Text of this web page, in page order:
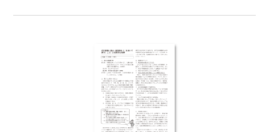
に楽しく算数活動に取り組みながら，数や